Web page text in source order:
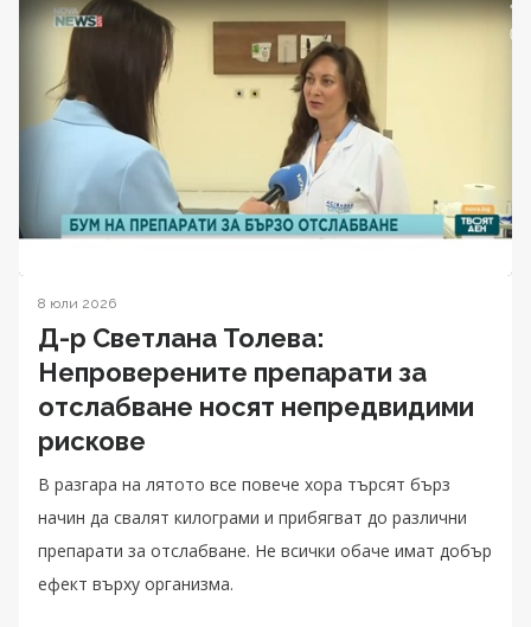
8 юли 2026
Д-р Светлана Толева:
Непроверените препарати за
отслабване носят непредвидими
рискове
В разгара на лятото все повече хора търсят бърз
начин да свалят килограми и прибягват до различни
препарати за отслабване. Не всички обаче имат добър
ефект върху организма.